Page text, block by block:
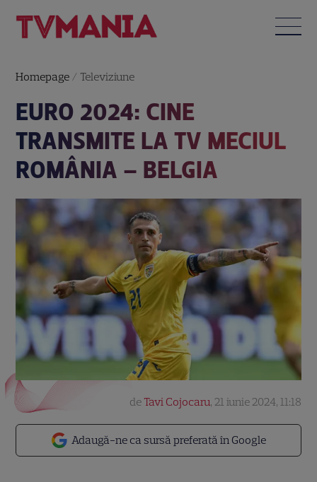
Homepage / Televiziune
EURO 2024: CINE
TRANSMITE LA TV MECIUL
ROMÂNIA – BELGIA
Adaugă-ne ca sursă preferată în Google
deTavi Cojocaru, 21 iunie 2024, 11:18